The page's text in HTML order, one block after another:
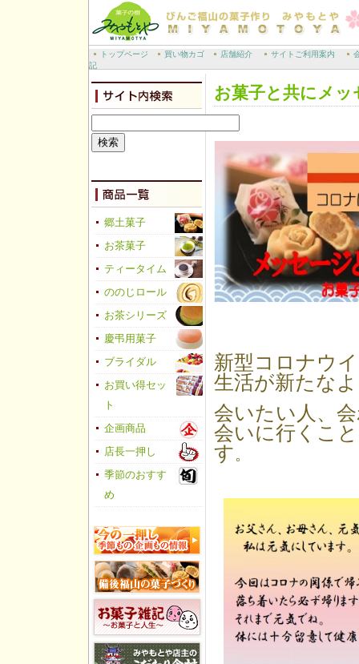
トップページ 買い物カゴ 店舗紹介 サイトご利用案内
記
郷土菓子
お茶菓子
ティータイム
ののじロール
お茶シリーズ
慶弔用菓子
ブライダル
お買い得セッ
ト
企画商品
店長一押し
季節のおすす
め
お菓子と共にメッ
新型コロナウ
生活が新たな
会いたい人、
会いに行くこ
す。